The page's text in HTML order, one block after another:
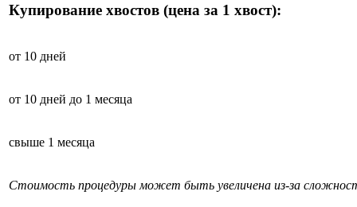
Купирование хвостов (цена за 1 хвост):
от 10 дней
от 10 дней до 1 месяца
свыше 1 месяца
Стоимость процедуры может быть увеличена из-за